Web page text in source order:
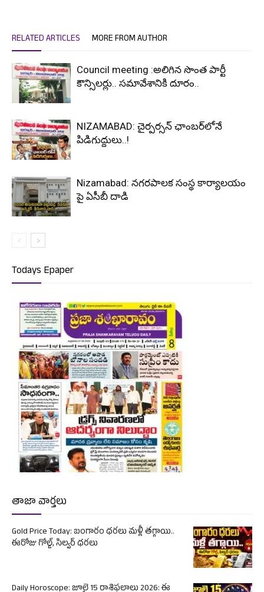
RELATED ARTICLES MORE FROM AUTHOR
Council meeting :అలిగిన సొంత పార్టీ
కౌన్సిలర్లు.. సమావేశానికి దూరం..
NIZAMABAD: చైర్పర్సన్ ఛాంబర్‌లోనే
పిడిగుద్దులు..!
Nizamabad: నగరపాలక సంస్థ కార్యాలయం
పై ఏసీబీ దాడి
Todays Epaper
తాజా వార్తలు
Gold Price Today: బంగారం ధరలు మళ్లీ తగ్గాయి..
ఈరోజు గోల్డ్, సిల్వర్ ధరలు
Daily Horoscope: జూలై 15 రాశిఫలాలు 2026: ఈ